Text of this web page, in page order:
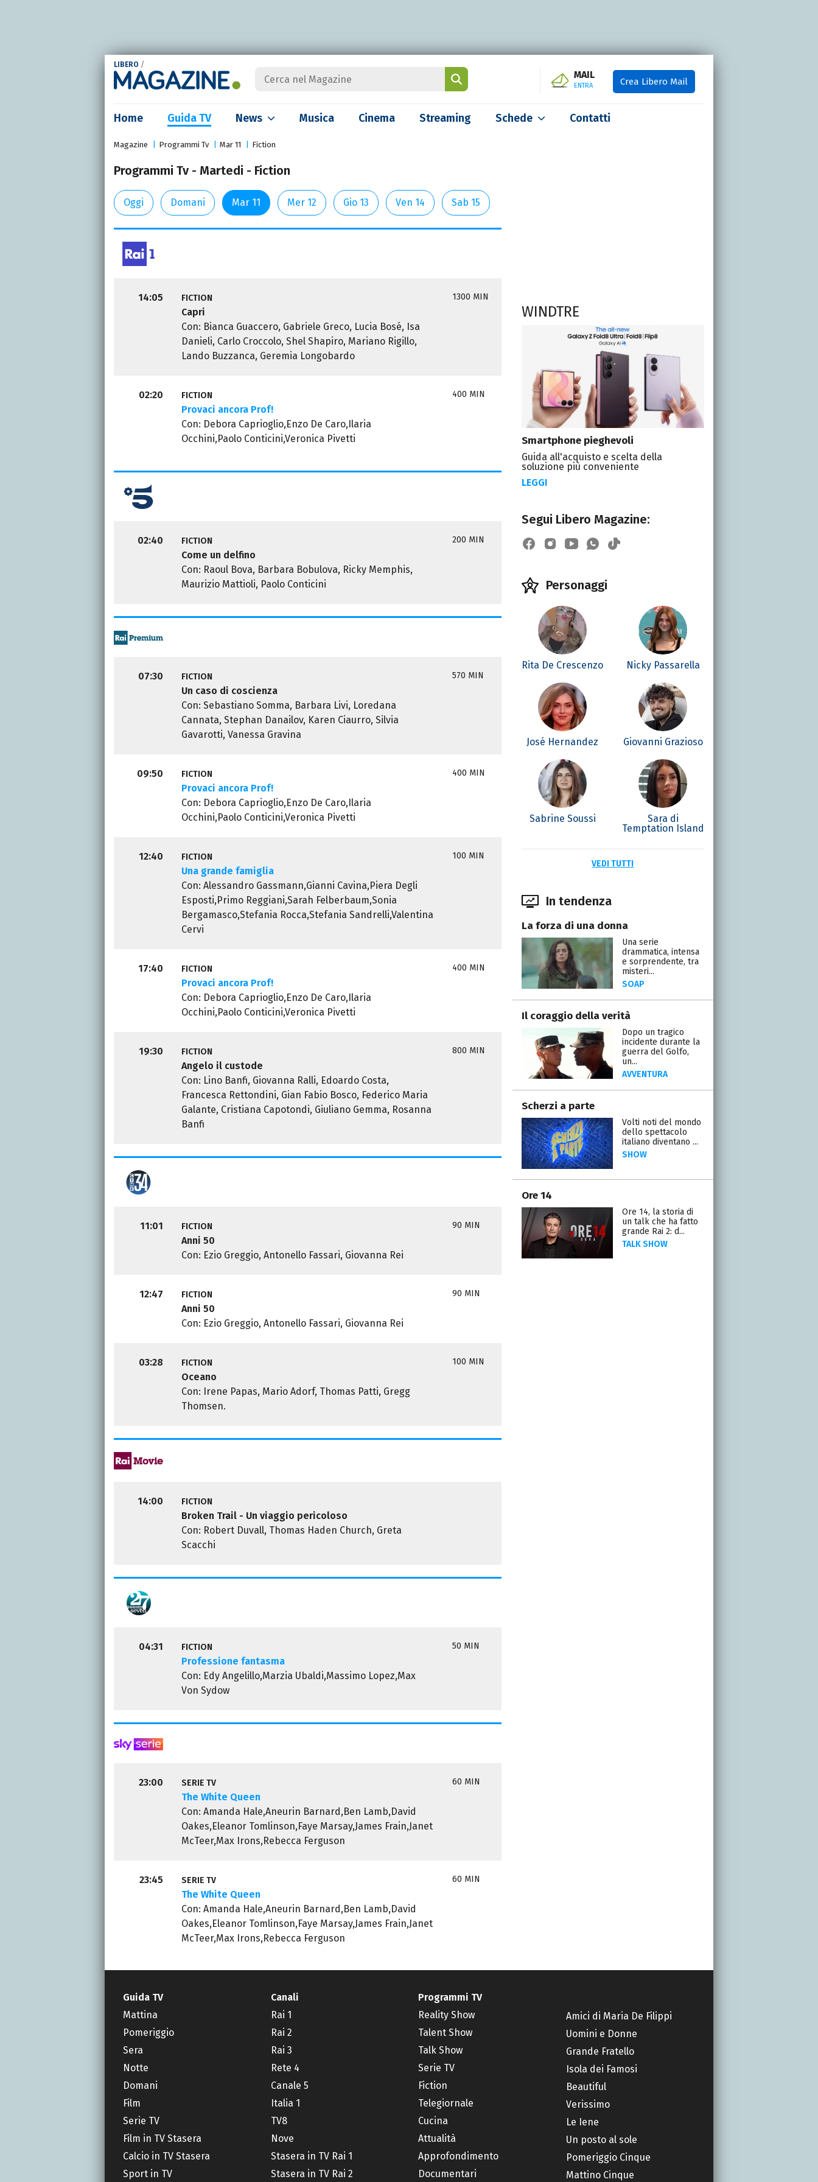
LIBERO /
MAIL
ENTRA Crea Libero Mail
Home Guida TV News Musica Cinema Streaming Schede Contatti
Magazine Programmi Tv Mar 11 Fiction
Programmi Tv - Martedi - Fiction
Oggi Domani Mar 11 Mer 12 Gio 13 Ven 14 Sab 15
14:05 FICTION
Capri
Con: Bianca Guaccero, Gabriele Greco, Lucia Bosé, Isa
Danieli, Carlo Croccolo, Shel Shapiro, Mariano Rigillo,
Lando Buzzanca, Geremia Longobardo
1300 MIN
02:20 FICTION
Provaci ancora Prof!
Con: Debora Caprioglio,Enzo De Caro,Ilaria
Occhini,Paolo Conticini,Veronica Pivetti
400 MIN
02:40 FICTION
Come un delfino
Con: Raoul Bova, Barbara Bobulova, Ricky Memphis,
Maurizio Mattioli, Paolo Conticini
200 MIN
07:30 FICTION
Un caso di coscienza
Con: Sebastiano Somma, Barbara Livi, Loredana
Cannata, Stephan Danailov, Karen Ciaurro, Silvia
Gavarotti, Vanessa Gravina
570 MIN
09:50 FICTION
Provaci ancora Prof!
Con: Debora Caprioglio,Enzo De Caro,Ilaria
Occhini,Paolo Conticini,Veronica Pivetti
400 MIN
12:40 FICTION
Una grande famiglia
Con: Alessandro Gassmann,Gianni Cavina,Piera Degli
Esposti,Primo Reggiani,Sarah Felberbaum,Sonia
Bergamasco,Stefania Rocca,Stefania Sandrelli,Valentina
Cervi
100 MIN
17:40 FICTION
Provaci ancora Prof!
Con: Debora Caprioglio,Enzo De Caro,Ilaria
Occhini,Paolo Conticini,Veronica Pivetti
400 MIN
19:30 FICTION
Angelo il custode
Con: Lino Banfi, Giovanna Ralli, Edoardo Costa,
Francesca Rettondini, Gian Fabio Bosco, Federico Maria
Galante, Cristiana Capotondi, Giuliano Gemma, Rosanna
Banfi
800 MIN
11:01 FICTION
Anni 50
Con: Ezio Greggio, Antonello Fassari, Giovanna Rei
90 MIN
12:47 FICTION
Anni 50
Con: Ezio Greggio, Antonello Fassari, Giovanna Rei
90 MIN
03:28 FICTION
Oceano
Con: Irene Papas, Mario Adorf, Thomas Patti, Gregg
Thomsen.
100 MIN
14:00 FICTION
Broken Trail - Un viaggio pericoloso
Con: Robert Duvall, Thomas Haden Church, Greta
Scacchi
04:31 FICTION
Professione fantasma
Con: Edy Angelillo,Marzia Ubaldi,Massimo Lopez,Max
Von Sydow
50 MIN
23:00 SERIE TV
The White Queen
Con: Amanda Hale,Aneurin Barnard,Ben Lamb,David
Oakes,Eleanor Tomlinson,Faye Marsay,James Frain,Janet
McTeer,Max Irons,Rebecca Ferguson
60 MIN
23:45 SERIE TV
The White Queen
Con: Amanda Hale,Aneurin Barnard,Ben Lamb,David
Oakes,Eleanor Tomlinson,Faye Marsay,James Frain,Janet
McTeer,Max Irons,Rebecca Ferguson
60 MIN
WINDTRE
Smartphone pieghevoli
Guida all'acquisto e scelta della
soluzione più conveniente
LEGGI
Segui Libero Magazine:
Personaggi
Rita De Crescenzo Nicky Passarella
José Hernandez Giovanni Grazioso
Sabrine Soussi
Sara di
Temptation Island
VEDI TUTTI
In tendenza
La forza di una donna
Una serie
drammatica, intensa
e sorprendente, tra
misteri...
SOAP
Il coraggio della verità
Dopo un tragico
incidente durante la
guerra del Golfo,
un...
AVVENTURA
Scherzi a parte
Volti noti del mondo
dello spettacolo
italiano diventano ...
SHOW
Ore 14
Ore 14, la storia di
un talk che ha fatto
grande Rai 2: d...
TALK SHOW
Guida TV
Mattina
Pomeriggio
Sera
Notte
Domani
Film
Serie TV
Film in TV Stasera
Calcio in TV Stasera
Sport in TV
Canali
Rai 1
Rai 2
Rai 3
Rete 4
Canale 5
Italia 1
TV8
Nove
Stasera in TV Rai 1
Stasera in TV Rai 2
Programmi TV
Reality Show
Talent Show
Talk Show
Serie TV
Fiction
Telegiornale
Cucina
Attualità
Approfondimento
Documentari
Amici di Maria De Filippi
Uomini e Donne
Grande Fratello
Isola dei Famosi
Beautiful
Verissimo
Le Iene
Un posto al sole
Pomeriggio Cinque
Mattino Cinque